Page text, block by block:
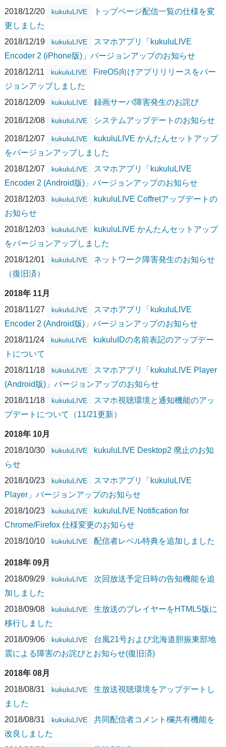
2018/12/20
kukuluLIVE
トップページ配信一覧の仕様を変
更しました
2018/12/19
kukuluLIVE
スマホアプリ「kukuluLIVE
Encoder 2 (iPhone版)」バージョンアップのお知らせ
2018/12/11
kukuluLIVE
FireOS向けアプリリリースをバー
ジョンアップしました
2018/12/09
kukuluLIVE 録画サーバ障害発生のお詫び
2018/12/08 kukuluLIVE システムアップデートのお知らせ
2018/12/07 kukuluLIVE
kukuluLIVE かんたんセットアップ
をバージョンアップしました
2018/12/07
kukuluLIVE
スマホアプリ「kukuluLIVE
Encoder 2 (Android版)」バージョンアップのお知らせ
2018/12/03
kukuluLIVE
kukuluLIVE Coffretアップデートの
お知らせ
2018/12/03
kukuluLIVE
kukuluLIVE かんたんセットアップ
をバージョンアップしました
2018/12/01
kukuluLIVE
ネットワーク障害発生のお知らせ
（復旧済）
2018年 11月
2018/11/27
kukuluLIVE
スマホアプリ「kukuluLIVE
Encoder 2 (Android版)」バージョンアップのお知らせ
2018/11/24
kukuluLIVE
kukuluIDの名前表記のアップデー
トについて
2018/11/18
kukuluLIVE
スマホアプリ「kukuluLIVE Player
(Android版)」バージョンアップのお知らせ
2018/11/18
kukuluLIVE
スマホ視聴環境と通知機能のアッ
プデートについて（11/21更新）
2018年 10月
2018/10/30
kukuluLIVE
kukuluLIVE Desktop2 廃止のお知
らせ
2018/10/23
kukuluLIVE
スマホアプリ「kukuluLIVE
Player」バージョンアップのお知らせ
2018/10/23
kukuluLIVE
kukuluLIVE Notification for
Chrome/Firefox 仕様変更のお知らせ
2018/10/10
kukuluLIVE 配信者レベル特典を追加しました
2018年 09月
2018/09/29
kukuluLIVE
次回放送予定日時の告知機能を追
加しました
2018/09/08
kukuluLIVE
生放送のプレイヤーをHTML5版に
移行しました
2018/09/06
kukuluLIVE
台風21号および北海道胆振東部地
震による障害のお詫びとお知らせ(復旧済)
2018年 08月
2018/08/31
kukuluLIVE
生放送視聴環境をアップデートし
ました
2018/08/31
kukuluLIVE
共同配信者コメント欄共有機能を
改良しました